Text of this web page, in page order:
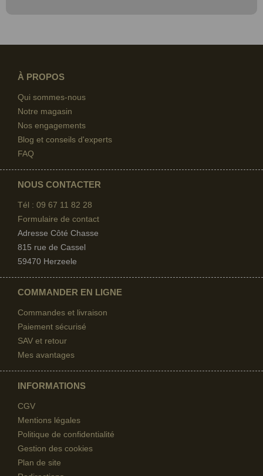
À PROPOS
Qui sommes-nous
Notre magasin
Nos engagements
Blog et conseils d'experts
FAQ
NOUS CONTACTER
Tél : 09 67 11 82 28
Formulaire de contact
Adresse Côté Chasse
815 rue de Cassel
59470 Herzeele
COMMANDER EN LIGNE
Commandes et livraison
Paiement sécurisé
SAV et retour
Mes avantages
INFORMATIONS
CGV
Mentions légales
Politique de confidentialité
Gestion des cookies
Plan de site